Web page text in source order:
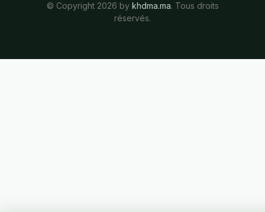
© Copyright 2026 by khdma.ma. Tous droits
réservés.